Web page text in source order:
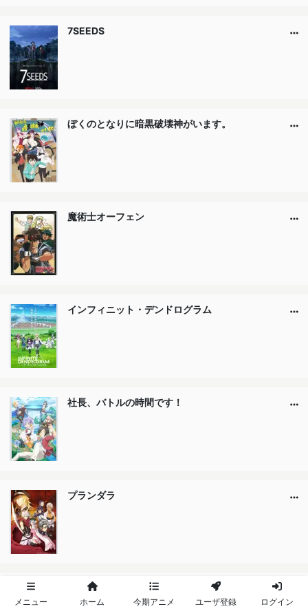
7SEEDS
ぼくのとなりに暗黒破壊神がいます。
魔術士オーフェン
インフィニット・デンドログラム
社長、バトルの時間です！
プランダラ
ふたりはミルキィホームズ
メニュー
ホーム 今期アニメ ユーザ登録 ログイン